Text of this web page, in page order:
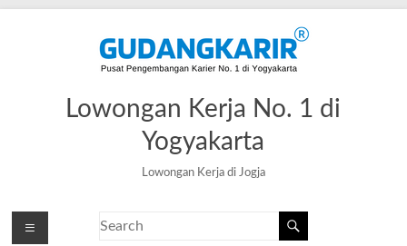
Lowongan Kerja No. 1 di
Yogyakarta
Lowongan Kerja di Jogja